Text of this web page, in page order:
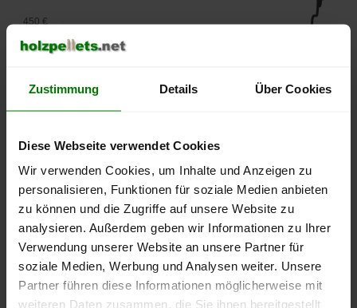
Zustimmung Details Über Cookies
Diese Webseite verwendet Cookies
Wir verwenden Cookies, um Inhalte und Anzeigen zu
personalisieren, Funktionen für soziale Medien anbieten
zu können und die Zugriffe auf unsere Website zu
analysieren. Außerdem geben wir Informationen zu Ihrer
Verwendung unserer Website an unsere Partner für
soziale Medien, Werbung und Analysen weiter. Unsere
Partner führen diese Informationen möglicherweise mit
weiteren Daten zusammen, die Sie ihnen bereitgestellt
lose Ware
2025
Januar
2026
2026
250 €
350 €
450 €
Die aktuelle Preisentwicklung für Holzpellets in Deutschland
können Sie jederzeit auf unsererPelletspreise-Seite
nachvollziehen.